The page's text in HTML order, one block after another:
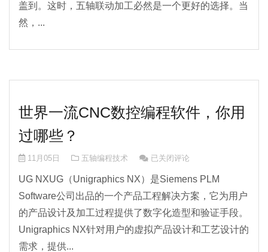
盖到。这时，五轴联动加工必然是一个更好的选择。当
然，...
世界一流CNC数控编程软件，你用
过哪些？
11月05日 五轴编程技术 世界一流CNC数控编程软件，你
已关闭评论
UG NXUG（Unigraphics NX）是Siemens PLM
Software公司出品的一个产品工程解决方案，它为用户
的产品设计及加工过程提供了数字化造型和验证手段。
Unigraphics NX针对用户的虚拟产品设计和工艺设计的
需求，提供...